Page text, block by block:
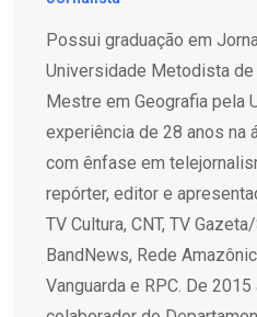
Possui graduação em
Universidade Metodista de
Mestre em Geografia pela
experiência de 28 anos na
com ênfase em
repórter, editor e
TV Cultura, CNT, TV
BandNews, Rede
Vanguarda e RPC. De